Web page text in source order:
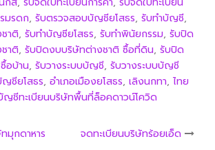
มรดก, รับตรวจสอบบัญชียโสธร, รับทำบัญชี,
าติ, รับทำบัญชียโสธร, รับทำพินัยกรรม, รับปิด
าติ, รับปิดงบบริษัทต่างชาติ ซื้อที่ดิน, รับปิด
อบ้าน, รับวางระบบบัญชี, รับวางระบบบัญชี
ญชียโสธร, อำเภอเมืองยโสธร, เลิงนกทา, ไทย
ชีทะเบียนบริษัทพื้นที่ล็อคดาวน์โควิด
มุกดาหาร จดทะเบียนบริษัทร้อยเอ็ด